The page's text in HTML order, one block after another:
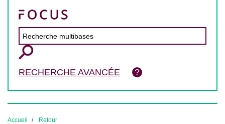
RECHERCHE AVANCÉE
Accueil Retour